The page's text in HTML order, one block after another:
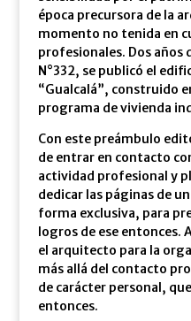
época precursora de la
momento no tenida en
profesionales. Dos años
N°332, se publicó el
“Gualcalá”, construido
programa de vivienda
Con este preámbulo
de entrar en contacto
actividad profesional y
dedicar las páginas de
forma exclusiva, para
logros de ese entonces.
el arquitecto para la
más allá del contacto
de carácter personal,
entonces.